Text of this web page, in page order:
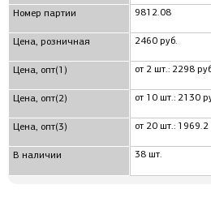
Номер партии
Цена, розничная
Цена, опт(1)
Цена, опт(2)
Цена, опт(3)
В наличии
9812.08
2460 руб.
от 2 шт.: 2298
от 10 шт.: 2130
от 20 шт.: 1969.2
38 шт.